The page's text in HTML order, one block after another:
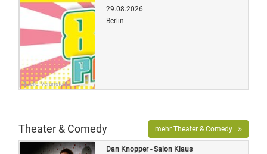
Quelle: Veranstalter
29.08.2026
Berlin
Theater & Comedy mehr Theater & Comedy
Dan Knopper - Salon Klaus